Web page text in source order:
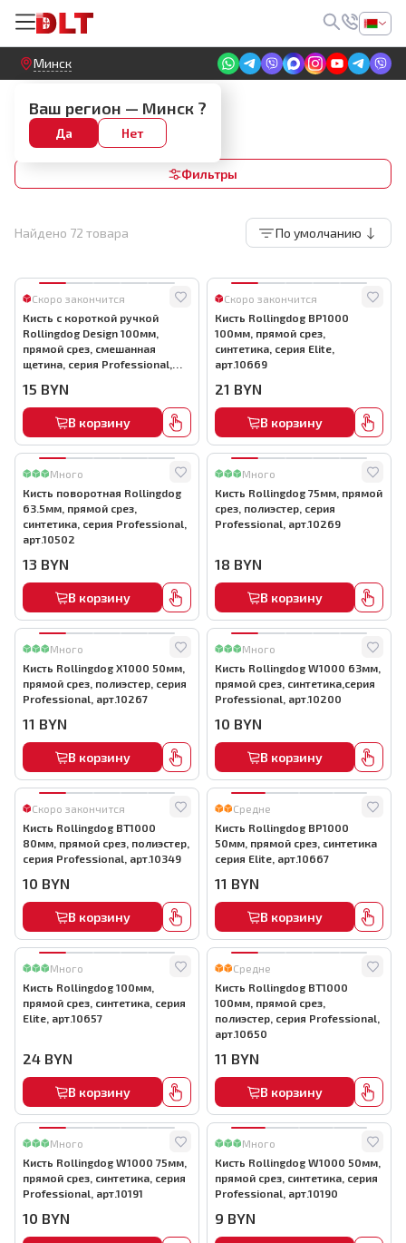
Круглосуточный! Прием заявок на сайте
Минск
Ваш регион — Минск ?
Да Нет
Плоские кисти
Прямой срез
Фильтры
Найдено 72 товара По умолчанию
Скоро закончится
Кисть с короткой ручкой
Rollingdog Design 100мм,
прямой срез, смешанная
щетина, серия Professional,
15 BYN
В корзину
Скоро закончится
Кисть Rollingdog BP1000
100мм, прямой срез,
синтетика, серия Elite,
арт.10669
21 BYN
В корзину
Много
Кисть поворотная Rollingdog
63.5мм, прямой срез,
синтетика, серия Professional,
арт.10502
13 BYN
В корзину
Много
Кисть Rollingdog 75мм, прямой
срез, полиэстер, серия
Professional, арт.10269
18 BYN
В корзину
Много
Кисть Rollingdog X1000 50мм,
прямой срез, полиэстер, серия
Professional, арт.10267
11 BYN
В корзину
Много
Кисть Rollingdog W1000 63мм,
прямой срез, синтетика,серия
Professional, арт.10200
10 BYN
В корзину
Скоро закончится
Кисть Rollingdog BT1000
80мм, прямой срез, полиэстер,
серия Professional, арт.10349
10 BYN
В корзину
Средне
Кисть Rollingdog BP1000
50мм, прямой срез, синтетика
серия Elite, арт.10667
11 BYN
В корзину
Много
Кисть Rollingdog 100мм,
прямой срез, синтетика, серия
Elite, арт.10657
24 BYN
В корзину
Средне
Кисть Rollingdog BT1000
100мм, прямой срез,
полиэстер, серия Professional,
арт.10650
11 BYN
В корзину
Много
Кисть Rollingdog W1000 75мм,
прямой срез, синтетика, серия
Professional, арт.10191
10 BYN
Много
Кисть Rollingdog W1000 50мм,
прямой срез, синтетика, серия
Professional, арт.10190
9 BYN